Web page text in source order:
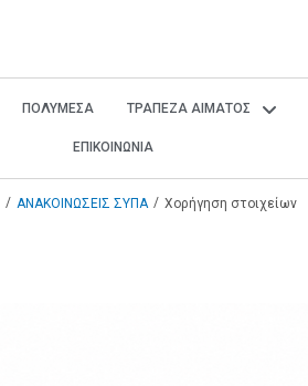
ΠΟΛΥΜΕΣΑ ΤΡΑΠΕΖΑ ΑΙΜΑΤΟΣ
ΕΠΙΚΟΙΝΩΝΙΑ
/ ΑΝΑΚΟΙΝΩΣΕΙΣ ΣΥΠΑ / Χορήγηση στοιχείων